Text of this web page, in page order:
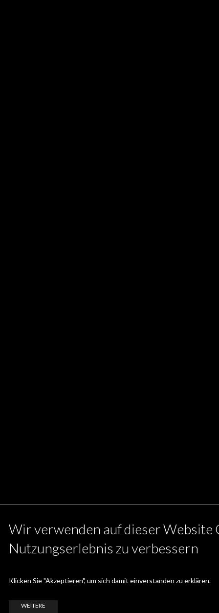
Wir verwenden auf dieser Website
Nutzungserlebnis zu verbessern
Klicken Sie "Akzeptieren", um sich damit einverstanden zu erklären.
WEITERE